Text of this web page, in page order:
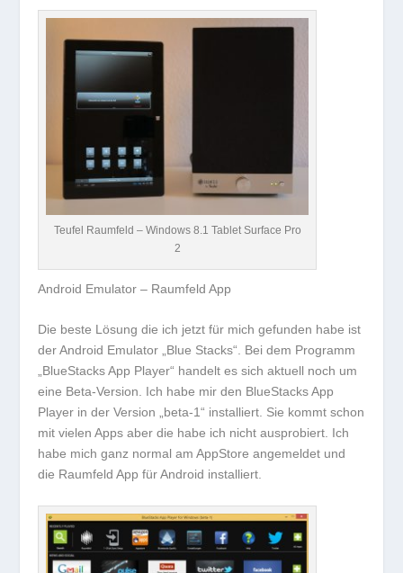
Teufel Raumfeld – Windows 8.1 Tablet Surface Pro
2
Android Emulator – Raumfeld App
Die beste Lösung die ich jetzt für mich gefunden habe ist
der Android Emulator „Blue Stacks“. Bei dem Programm
„BlueStacks App Player“ handelt es sich aktuell noch um
eine Beta-Version. Ich habe mir den BlueStacks App
Player in der Version „beta-1“ installiert. Sie kommt schon
mit vielen Apps aber die habe ich nicht ausprobiert. Ich
habe mich ganz normal am AppStore angemeldet und
die Raumfeld App für Android installiert.